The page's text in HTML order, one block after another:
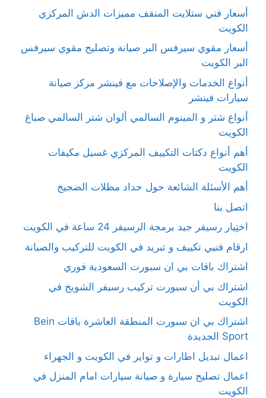
أسعار فني ستلايت المنقف مميزات الدش المركزي
الكويت
أسعار مقوي سيرفس البر صيانة وتصليح مقوي سيرفس
البر الكويت
أنواع الخدمات والإصلاحات مع فينشر مركز صيانة
سيارات فينشر
أنواع شتر و المينوم السالمي ألوان شتر السالمي صباغ
الكويت
أهم أنواع دكتات التكييف المركزي غسيل مكيفات
الكويت
أهم الأسئلة الشائعة حول حداد مظلات الضجيج
اتصل بنا
اختِيار رسيفر جيد برمجة الرسيفر 24 ساعة في الكويت
ارقام فنيي تكييف و تبريد في الكويت للتركيب والصيانة
اشتراك باقات بي ان سبورت السعودية فوري
اشتراك بي أن سبورت تركيب رسيفر الشويخ في
الكويت
اشتراك بي ان سبورت المنطقة العاشرة باقات Bein
Sport الجديدة
اعمال تبديل اطارات و تواير في الكويت و الجهراء
اعمال تصليح سيارة و صيانة سيارات امام المنزل في
الكويت